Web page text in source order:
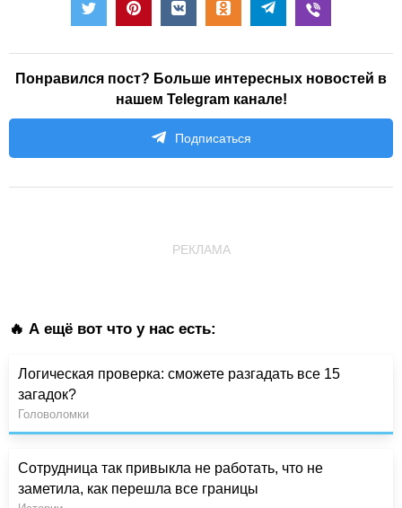
Понравился пост? Больше интересных новостей в
нашем Telegram канале!
Подписаться
РЕКЛАМА
🔥 А ещё вот что у нас есть:
Логическая проверка: сможете разгадать все 15
загадок?
Головоломки
Сотрудница так привыкла не работать, что не
заметила, как перешла все границы